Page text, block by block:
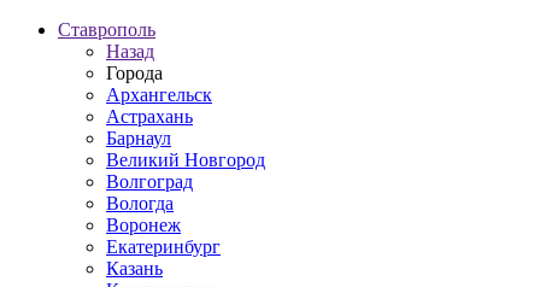
Ставрополь
Назад
Города
Архангельск
Астрахань
Барнаул
Великий Новгород
Волгоград
Вологда
Воронеж
Екатеринбург
Казань